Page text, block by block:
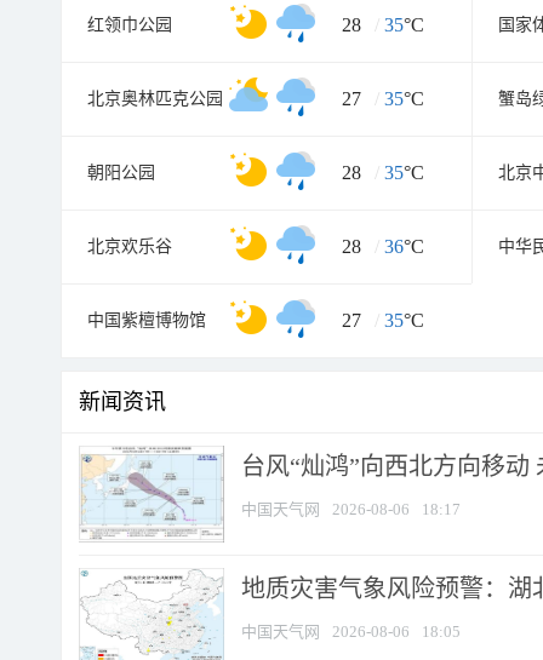
红领巾公园 28 / 35°C 国家
北京奥林匹克公园 27 / 35°C
朝阳公园 28 / 35°C
北京欢乐谷 28 / 36°C 中华
中国紫檀博物馆 27 / 35°C
新闻资讯
台风“灿鸿”向西北方向移动
中国天气网 2026-08-06 18:17
地质灾害气象风险预警：湖
中国天气网 2026-08-06 18:05